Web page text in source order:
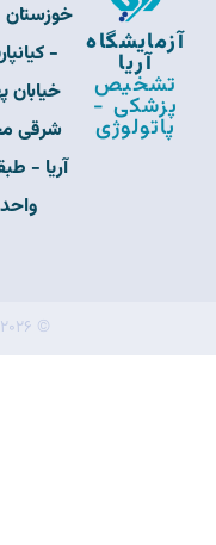
آزمایشگاه
آریا
تشخیص
پزشکی -
پاتولوژی
خوزستان
-
خیابان
شرقی
آریا -
واحد 2
© 2026 All Rights Reserved.